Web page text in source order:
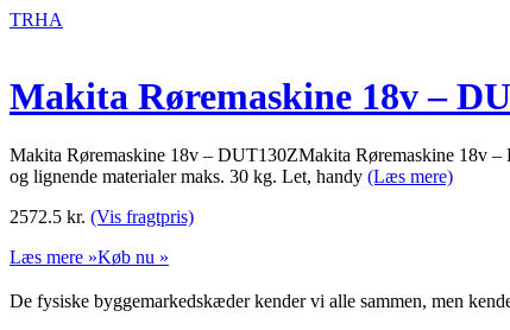
TRHA
Makita Røremaskine 18v –
Makita Røremaskine 18v – DUT130ZMakita Røremaskine 18v
og lignende materialer maks. 30 kg. Let, handy (Læs mere)
2572.5 kr. (Vis fragtpris)
Læs mere »Køb nu »
De fysiske byggemarkedskæder kender vi alle sammen, men